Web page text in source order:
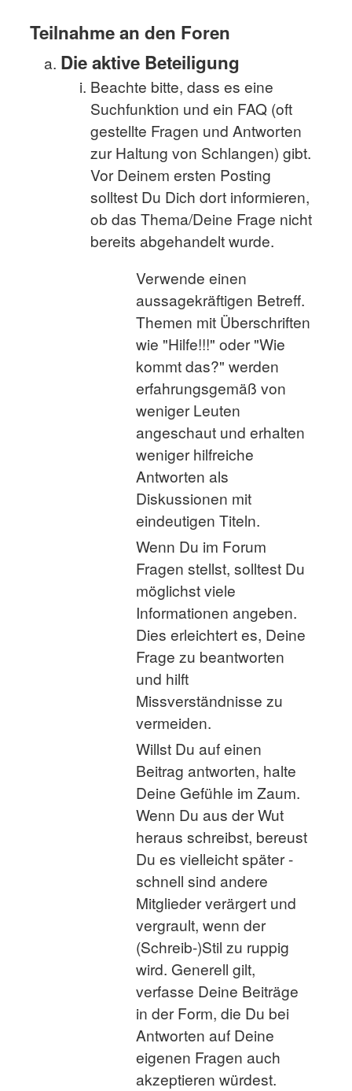
Teilnahme an den Foren
Die aktive Beteiligung
Beachte bitte, dass es eine
Suchfunktion und ein FAQ (oft
gestellte Fragen und Antworten
zur Haltung von Schlangen) gibt.
Vor Deinem ersten Posting
solltest Du Dich dort informieren,
ob das Thema/Deine Frage nicht
bereits abgehandelt wurde.
Verwende einen
aussagekräftigen Betreff.
Themen mit Überschriften
wie "Hilfe!!!" oder "Wie
kommt das?" werden
erfahrungsgemäß von
weniger Leuten
angeschaut und erhalten
weniger hilfreiche
Antworten als
Diskussionen mit
eindeutigen Titeln.
Wenn Du im Forum
Fragen stellst, solltest Du
möglichst viele
Informationen angeben.
Dies erleichtert es, Deine
Frage zu beantworten
und hilft
Missverständnisse zu
vermeiden.
Willst Du auf einen
Beitrag antworten, halte
Deine Gefühle im Zaum.
Wenn Du aus der Wut
heraus schreibst, bereust
Du es vielleicht später -
schnell sind andere
Mitglieder verärgert und
vergrault, wenn der
(Schreib-)Stil zu ruppig
wird. Generell gilt,
verfasse Deine Beiträge
in der Form, die Du bei
Antworten auf Deine
eigenen Fragen auch
akzeptieren würdest.